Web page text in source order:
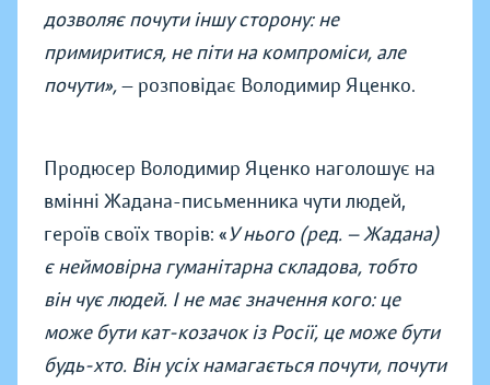
дозволяє почути іншу сторону: не
примиритися, не піти на компроміси, але
почути»,— розповідає Володимир Яценко.
Продюсер Володимир Яценко наголошує на
вмінні Жадана-письменника чути людей,
героїв своїх творів: «У нього (ред. — Жадана)
є неймовірна гуманітарна складова, тобто
він чує людей. І не має значення кого: це
може бути кат-козачок із Росії, це може бути
будь-хто. Він усіх намагається почути, почути